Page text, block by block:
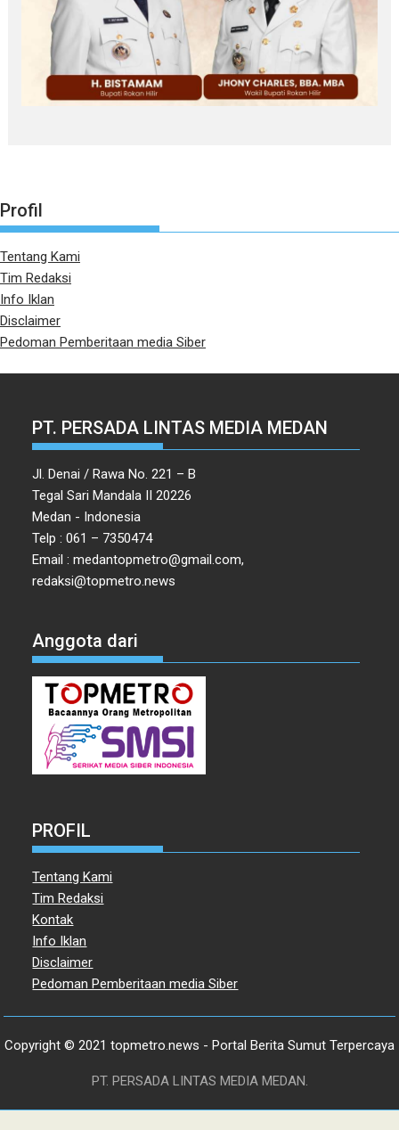
Profil
Tentang Kami
Tim Redaksi
Info Iklan
Disclaimer
Pedoman Pemberitaan media Siber
PT. PERSADA LINTAS MEDIA MEDAN
Jl. Denai / Rawa No. 221 – B
Tegal Sari Mandala II 20226
Medan - Indonesia
Telp : 061 – 7350474
Email : medantopmetro@gmail.com,
redaksi@topmetro.news
Anggota dari
PROFIL
Tentang Kami
Tim Redaksi
Kontak
Info Iklan
Disclaimer
Pedoman Pemberitaan media Siber
Copyright © 2021 topmetro.news - Portal Berita Sumut Terpercaya
PT. PERSADA LINTAS MEDIA MEDAN.